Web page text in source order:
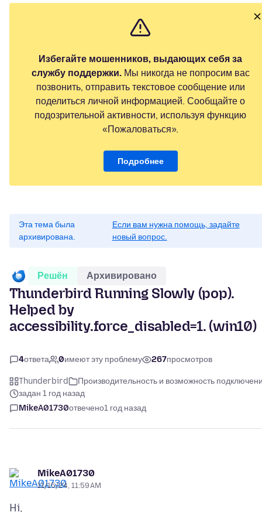
Избегайте мошенников, выдающих себя за
службу поддержки.Мы никогда не попросим вас
позвонить, отправить текстовое сообщение или
поделиться личной информацией. Сообщайте о
подозрительной активности, используя функцию
«Пожаловаться».
Подробнее
Эта тема была
архивирована.
Если вам нужна помощь, задайте
новый вопрос.
Решён Архивировано
Thunderbird Running Slowly (pop).
Helped by
accessibility.force_disabled=1. (win10)
4ответа 0имеют эту проблему 267просмотров
Thunderbird
Производительность и возможность
задан 1 год назад
MikeA01730отвечено1 год назад
MikeA01730
11/15/24, 11:59 AM